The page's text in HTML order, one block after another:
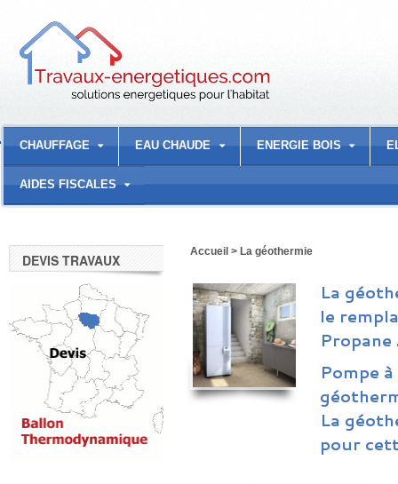
CHAUFFAGE EAU CHAUDE ENERGIE BOIS
AIDES FISCALES
Accueil > La géothermie
La
le
Propane
Pompe
La
pour
DEVIS TRAVAUX